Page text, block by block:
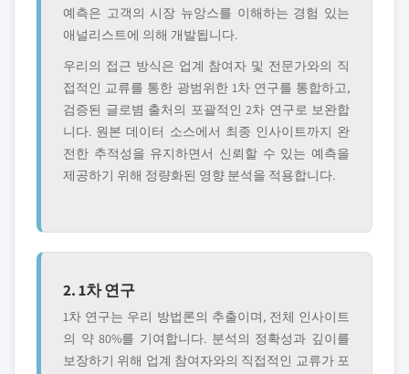
예측은 고객의 시장 뉴앙스를 이해하는 경험 있는
애널리스트에 의해 개발됩니다.
우리의 접근 방식은 업계 참여자 및 전문가와의 직
접적인 교류를 통한 광범위한 1차 연구를 통합하고,
검증된 글로볌 출처의 포괄적인 2차 연구로 보완합
니다. 원본 데이터 소스에서 최종 인사이트까지 완
전한 추적성을 유지하면서 신뢰할 수 있는 예측을
제공하기 위해 정량화된 영향 분석을 적용합니다.
2. 1차 연구
1차 연구는 우리 방법론의 추출이며, 전체 인사이트
의 약 80%를 기여합니다. 분석의 정확성과 깊이를
보장하기 위해 업계 참여자와의 직접적인 교류가 포